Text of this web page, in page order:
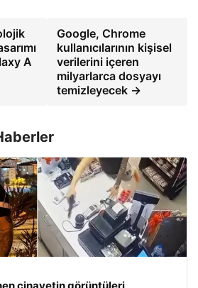
A
Google, Chrome
kullanıcılarının kişisel
verilerini içeren
milyarlarca dosyayı
temizleyecek →